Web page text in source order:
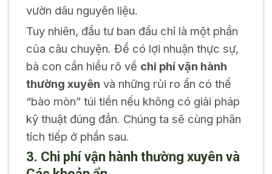
vườn dâu nguyên liệu.
Tuy nhiên, đầu tư ban đầu chỉ là một phần
của câu chuyện. Để có lợi nhuận thực sự,
bà con cần hiểu rõ về chi phí vận hành
thường xuyên và những rủi ro ẩn có thể
“bào mòn” túi tiền nếu không có giải pháp
kỹ thuật đúng đắn. Chúng ta sẽ cùng phân
tích tiếp ở phần sau.
3. Chi phí vận hành thường xuyên và